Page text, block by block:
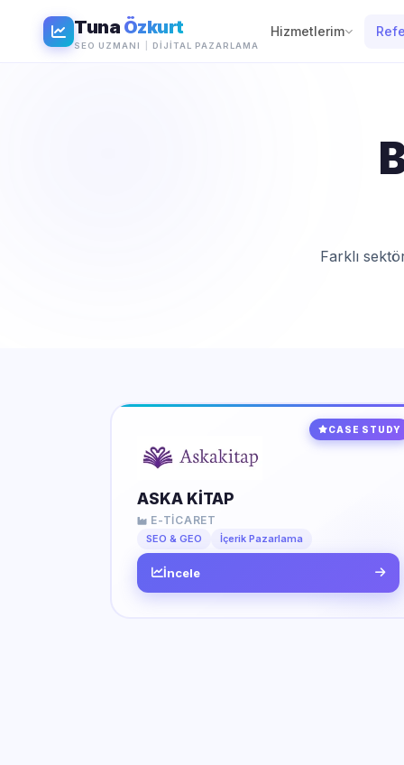
Tuna Özkurt
SEO UZMANI DIJITAL PAZARLAMA
Hizmetlerim
Farklı
CASE STUDY
ASKA KİTAP
E-TICARET
SEO & GEO İçerik Pazarlama
İncele